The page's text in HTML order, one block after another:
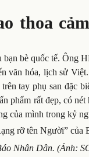
thoa
bè quốc tế. Ông
văn hóa, lịch sử
tay phụ san đặc
phẩm rất đẹp, có
của mình trong kỷ
Nhân Dân. (Ảnh: